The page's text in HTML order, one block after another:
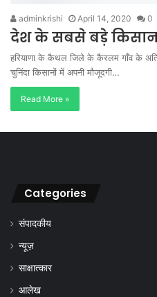
adminkrishi April 14, 2020 0
देश के सबसे बड़े किसान
हरियाणा के कैथल जिले के कैरलम गाँव के
चुनिंदा किसानों में अपनी मौजूदगी…
Read More »
Categories
संपादकीय
न्यूज़
साक्षात्कार
आलेख